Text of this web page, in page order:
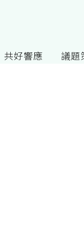
共好響應 議題